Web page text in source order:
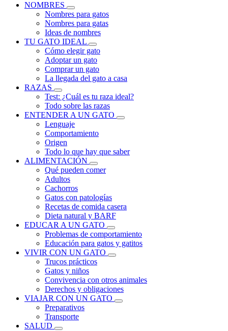
NOMBRES
Nombres para gatos
Nombres para gatas
Ideas de nombres
TU GATO IDEAL
Cómo elegir gato
Adoptar un gato
Comprar un gato
La llegada del gato a casa
RAZAS
Test: ¿Cuál es tu raza ideal?
Todo sobre las razas
ENTENDER A UN GATO
Lenguaje
Comportamiento
Origen
Todo lo que hay que saber
ALIMENTACIÓN
Qué pueden comer
Adultos
Cachorros
Gatos con patologías
Recetas de comida casera
Dieta natural y BARF
EDUCAR A UN GATO
Problemas de comportamiento
Educación para gatos y gatitos
VIVIR CON UN GATO
Trucos prácticos
Gatos y niños
Convivencia con otros animales
Derechos y obligaciones
VIAJAR CON UN GATO
Preparativos
Transporte
SALUD